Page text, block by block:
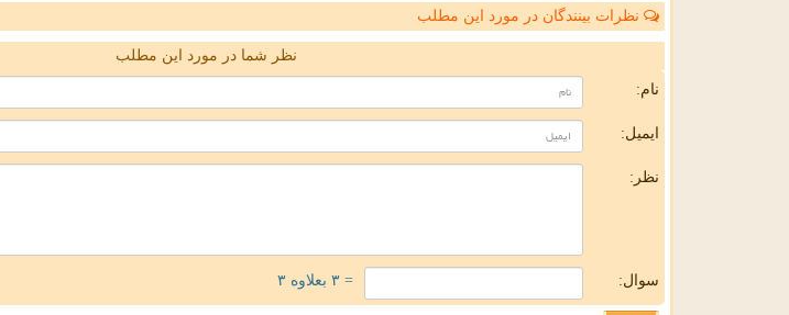
نظرات بینندگان در مورد این مطلب
نظر شما در مورد این مطلب
نام:
ایمیل:
نظر:
سوال: = ۳ بعلاوه ۳